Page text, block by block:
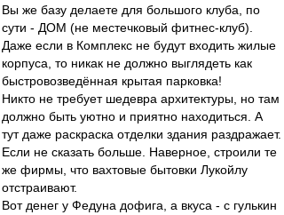
Вы же базу делаете для большого клуба, по
сути - ДОМ (не местечковый фитнес-клуб).
Даже если в Комплекс не будут входить жилые
корпуса, то никак не должно выглядеть как
быстровозведённая крытая парковка!
Никто не требует шедевра архитектуры, но там
должно быть уютно и приятно находиться. А
тут даже раскраска отделки здания раздражает.
Если не сказать больше. Наверное, строили те
же фирмы, что вахтовые бытовки Лукойлу
отстраивают.
Вот денег у Федуна дофига, а вкуса - с гулькин